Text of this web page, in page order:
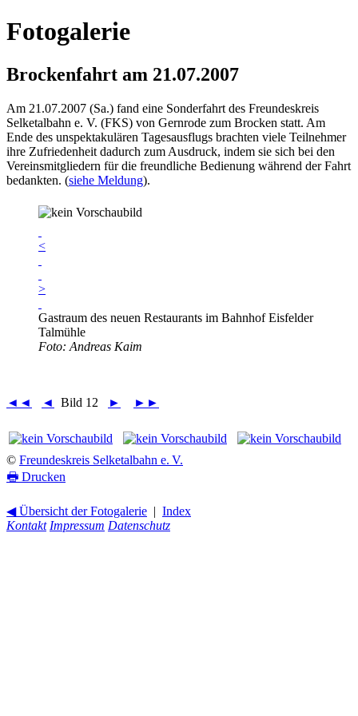
Fotogalerie
Brockenfahrt am 21.07.2007
Am 21.07.2007 (Sa.) fand eine Sonderfahrt des Freundeskreis
Selketalbahn e. V. (FKS) von Gernrode zum Brocken statt. Am
Ende des unspektakulären Tagesausflugs brachten viele Teilnehmer
ihre Zufriedenheit dadurch zum Ausdruck, indem sie sich bei den
Vereinsmitgliedern für die freundliche Bedienung während der Fahrt
bedankten. (siehe Meldung).
<
>
Gastraum des neuen Restaurants im Bahnhof Eisfelder
Talmühle
Foto: Andreas Kaim
◄◄ ◄ Bild 12 ► ►►
© Freundeskreis Selketalbahn e. V.
🖶 Drucken
◀ Übersicht der Fotogalerie | Index
Kontakt Impressum Datenschutz